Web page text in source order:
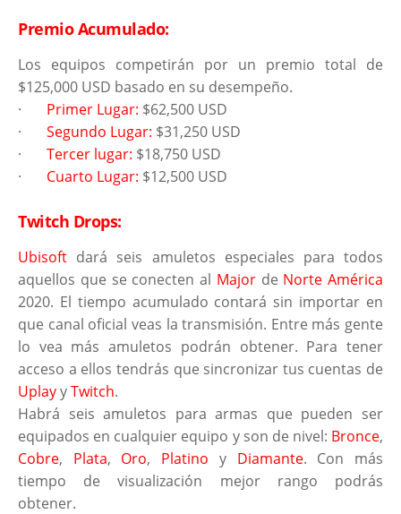
Premio Acumulado:
Los equipos competirán por un premio total de
$125,000 USD basado en su desempeño.
· Primer Lugar: $62,500 USD
· Segundo Lugar: $31,250 USD
· Tercer lugar: $18,750 USD
· Cuarto Lugar: $12,500 USD
Twitch Drops:
Ubisoft dará seis amuletos especiales para todos
aquellos que se conecten al Majorde Norte América
2020. El tiempo acumulado contará sin importar en
que canal oficial veas la transmisión. Entre más gente
lo vea más amuletos podrán obtener. Para tener
acceso a ellos tendrás que sincronizar tus cuentas de
UplayyTwitch.
Habrá seis amuletos para armas que pueden ser
equipados en cualquier equipo y son de nivel: Bronce,
Cobre, Plata, Oro, Platino y Diamante. Con más
tiempo de visualización mejor rango podrás
obtener.